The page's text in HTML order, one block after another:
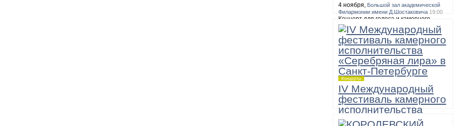
4 ноября, Большой зал академической
Филармонии имени Д.Шостаковича 19:00
Концерт для голоса и камерного
оркестра
Концерты
IV Международный
фестиваль камерного
исполнительства
«Серебряная лира»